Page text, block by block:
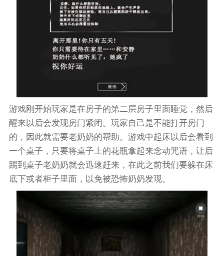
游戏刚开始玩家是在房子的第二层房子里面睡觉，然后
醒来以后会发现房门紧闭。玩家自己是不能打开房门
的，因此就需要老奶奶的帮助。游戏中起床以后会看到
一个桌子，只要将桌子上的花瓶拿起来念动咒语，让后
踢到桌子老奶奶就会迅速赶来，在此之前我们要躲在床
底下或者柜子里面，以免被恐怖奶奶发现。